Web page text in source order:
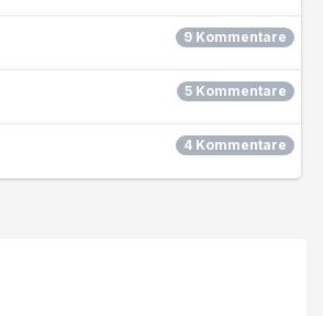
9 Kommentare
5 Kommentare
4 Kommentare